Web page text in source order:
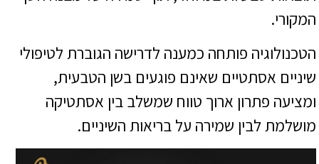
המקורי.
הטכנולוגיה פותחה כמענה לדרישה הגוברת לטיפולי
שיניים אסתטיים שאינם פוגעים בשן הטבעית,
ומציעה פתרון ארוך טווח שמשלב בין אסתטיקה
מושלמת לבין שמירה על בריאות השיניים.